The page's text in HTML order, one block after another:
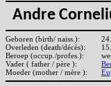
Andre
Geboren (birth/ naiss.):
Overleden (death/décès):
Beroep (occup./profes.):
Vader ( father / père ):
Moeder (mother / mère ):